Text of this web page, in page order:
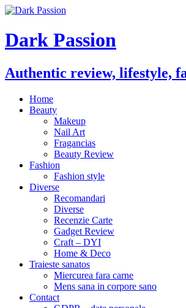
Dark Passion
Authentic review, lifestyle,
Home
Beauty
Makeup
Nail Art
Fragancias
Beauty Review
Fashion
Fashion style
Diverse
Recomandari
Diverse
Recenzie Carte
Gadget Review
Craft – DYI
Home & Deco
Traieste sanatos
Miercurea fara carne
Mens sana in corpore sano
Contact